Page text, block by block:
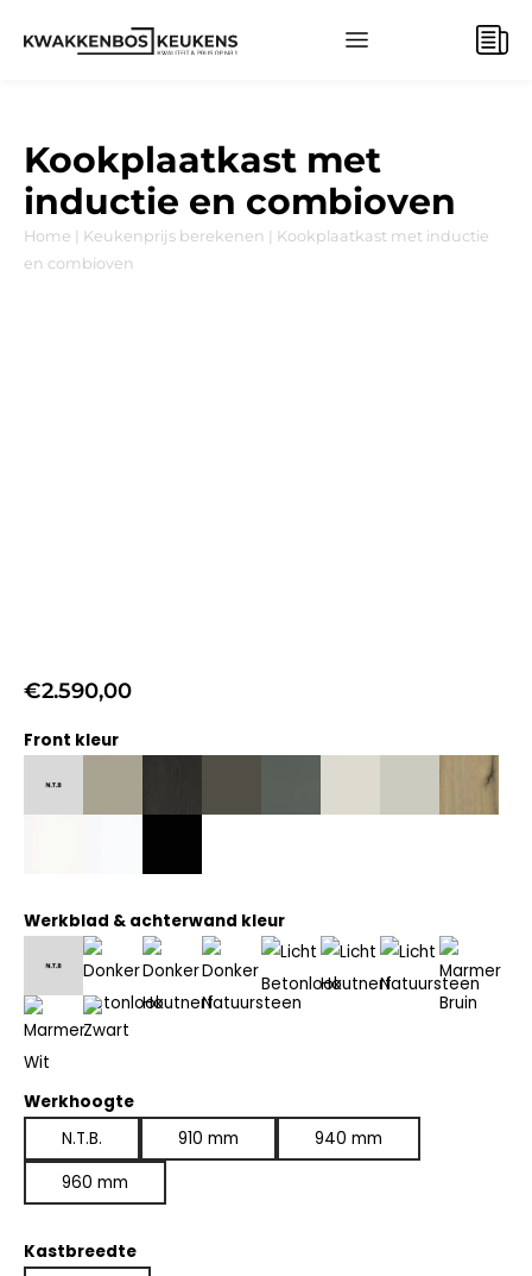
Kookplaatkast met
inductie en combioven
Home Keukenprijs berekenen
Kookplaatkast met inductie
en combioven
€2.590,00
Front kleur
Werkblad & achterwand kleur
Werkhoogte
N.T.B.
910 mm
940 mm
960 mm
Kastbreedte